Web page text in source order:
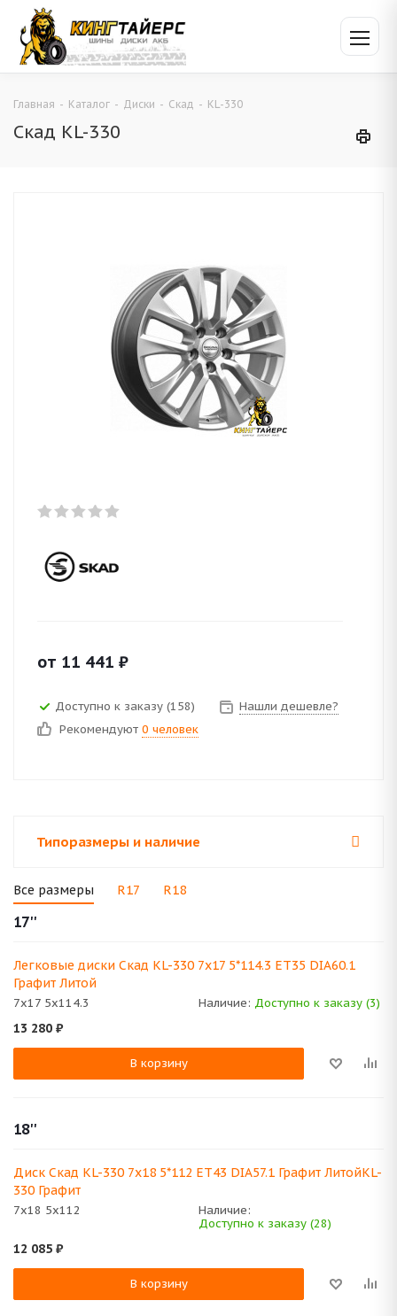
Главная - Каталог - Диски - Скад - KL-330
Скад KL-330
от 11 441 ₽
Доступно к заказу (158)
Нашли дешевле?
Рекомендуют 0 человек
Типоразмеры и наличие
Все размеры R17 R18
17''
Легковые диски Скад KL-330 7x17 5*114.3 ET35 DIA60.1
Графит Литой
7x17 5x114.3 Наличие: Доступно к заказу (3)
13 280 ₽
В корзину
18''
Диск Скад KL-330 7x18 5*112 ET43 DIA57.1 Графит ЛитойKL-
330 Графит
7x18 5x112
Наличие:
Доступно к заказу (28)
12 085 ₽
В корзину